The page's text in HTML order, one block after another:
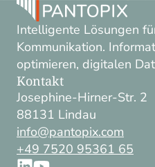
Intelligente Lösungen
Kommunikation.
optimieren, digitalen
Kontakt
Josephine-Hirner-Str. 2
88131 Lindau
info@pantopix.com
+49 7520 95361 65